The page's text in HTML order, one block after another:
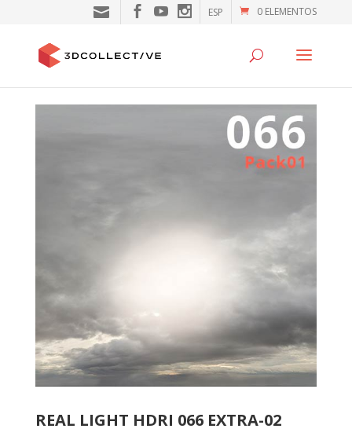
0 ELEMENTOS
ESP
REAL LIGHT HDRI 066 EXTRA-02